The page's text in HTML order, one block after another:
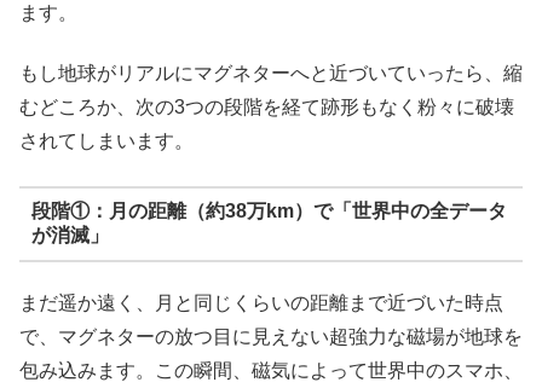
ます。
もし地球がリアルにマグネターへと近づいていったら、縮
むどころか、次の3つの段階を経て跡形もなく粉々に破壊
されてしまいます。
段階①：月の距離（約38万km）で「世界中の全データ
が消滅」
まだ遥か遠く、月と同じくらいの距離まで近づいた時点
で、マグネターの放つ目に見えない超強力な磁場が地球を
包み込みます。この瞬間、磁気によって世界中のスマホ、